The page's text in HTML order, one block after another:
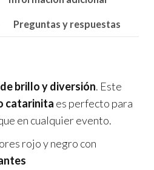
er p
ar
Preguntas y respuestas
brillo y diversión. Este
catarinita es perfecto para
en cualquier evento.
rojo y negro con